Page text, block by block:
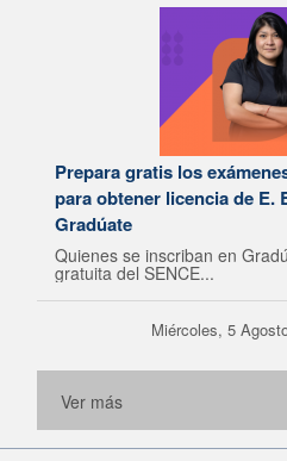
Prepara gratis los
para obtener licencia de E.
Gradúate
Quienes se inscriban en
gratuita del SENCE...
Miércoles, 5
Ver más